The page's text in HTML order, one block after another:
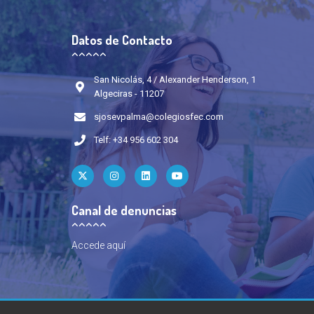
Datos de Contacto
San Nicolás, 4 / Alexander Henderson, 1
Algeciras - 11207
sjosevpalma@colegiosfec.com
Telf: +34 956 602 304
Canal de denuncias
Accede aquí